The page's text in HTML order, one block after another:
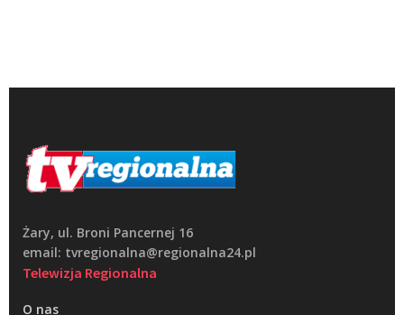
Żary, ul. Broni Pancernej 16
email: tvregionalna@regionalna24.pl
Telewizja Regionalna
O nas